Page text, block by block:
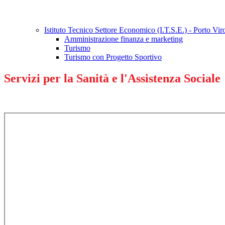
Istituto Tecnico Settore Economico (I.T.S.E.) - Porto
Amministrazione finanza e marketing
Turismo
Turismo con Progetto Sportivo
Servizi per la Sanità e l'Assistenza Sociale